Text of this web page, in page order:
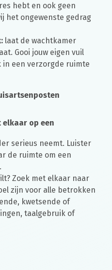
hebt en ook geen
het ongewenste gedrag
laat de wachtkamer
Gooi jouw eigen vuil
in een verzorgde ruimte
elkaar op een
serieus neemt. Luister
de ruimte om een
Zoek met elkaar naar
zijn voor alle betrokken
kwetsende of
taalgebruik of